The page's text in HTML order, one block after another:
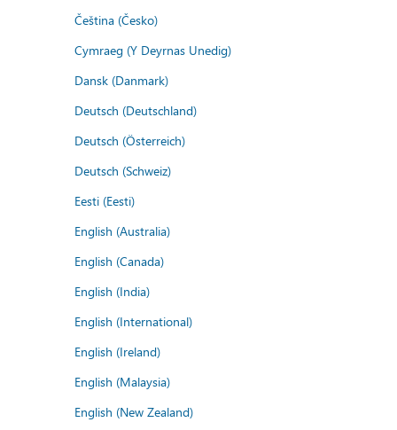
Čeština (Česko)
Cymraeg (Y Deyrnas Unedig)
Dansk (Danmark)
Deutsch (Deutschland)
Deutsch (Österreich)
Deutsch (Schweiz)
Eesti (Eesti)
English (Australia)
English (Canada)
English (India)
English (International)
English (Ireland)
English (Malaysia)
English (New Zealand)